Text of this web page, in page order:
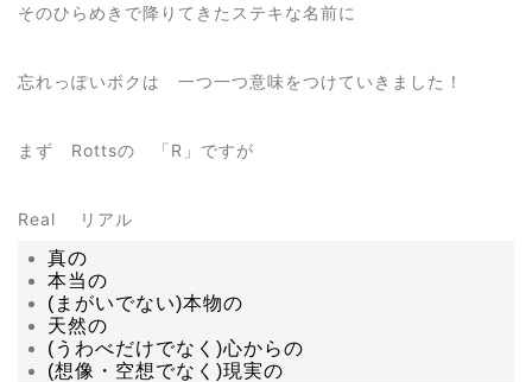
そのひらめきで降りてきたステキな名前に
忘れっぽいボクは 一つ一つ意味をつけていきました！
まず Rottsの 「R」ですが
Real リアル
真の
本当の
(まがいでない)本物の
天然の
(うわべだけでなく)心からの
(想像・空想でなく)現実の